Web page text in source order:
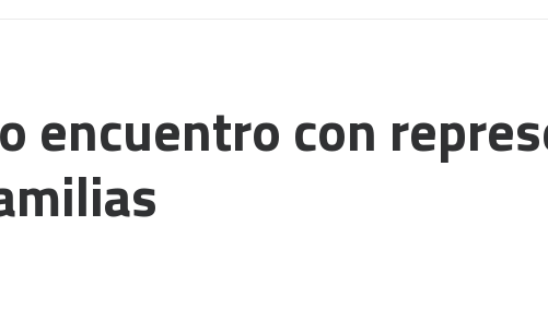
encuentro con